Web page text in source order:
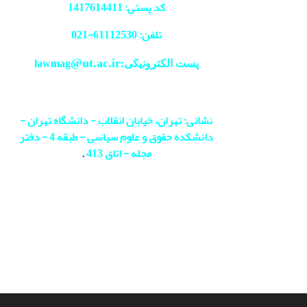
کد پستی: 1417614411
تلفن: 61112530-
021
پست الکترونیکی:lawmag@ut.ac.ir
نشانی: تهران، خیابان انقلاب - دانشگاه تهران -
دانشکده حقوق و علوم سیاسی - طبقه 4 - دفتر
مجله - اتاق 413
.